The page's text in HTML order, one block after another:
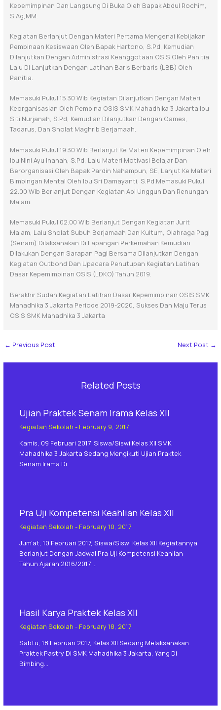
Kepemimpinan Dan Langsung Di Buka Oleh Bapak Abdul Rochim,
S.Ag,MM.
Kegiatan Berlanjut Dengan Materi Pertama Mengenai Kebijakan
Pembinaan Kesiswaan Oleh Bapak Hartono, S.Pd, Kemudian
Dilanjutkan Dengan Administrasi Keanggotaan OSIS Oleh Panitia
Lalu Di Lanjutkan Dengan Latihan Baris Berbaris (LBB) Oleh
Panitia.
Memasuki Pukul 15.30 Wib Kegiatan Dilanjutkan Dengan Materi
Keorganisasian Oleh Pembina OSIS SMK Mahadhika 3 Jakarta Ibu
Siti Nurjanah, S.Pd, Kemudian Dilanjutkan Dengan Games,
Tadarus, Dan Sholat Maghrib Berjamaah.
Memasuki Pukul 19.30 Wib Berlanjut Ke Materi Kepemimpinan Oleh
Ibu Nini Ayu Inanah, S.Pd, Lalu Materi Motivasi Belajar Dan
Berorganisasi Oleh Bapak Pardin Nahampun, SE, Lanjut Ke Materi
Bimbingan Mental Oleh Ibu Sri Damayanti, S.Pd.Memasuki Pukul
22.00 Wib Berlanjut Dengan Kegiatan Api Unggun Dan Renungan
Malam.
Memasuki Pukul 02.00 Wib Berlanjut Dengan Kegiatan Jurit
Malam, Lalu Sholat Subuh Berjamaah Dan Kultum, Olahraga Pagi
(senam) Dilaksanakan Di Lapangan Perkemahan Kemudian
Dilakukan Dengan Sarapan Pagi Bersama Dilanjutkan Dengan
Kegiatan Outbond Dan Upacara Penutupan Kegiatan Latihan
Dasar Kepemimpinan OSIS (LDKO) Tahun 2019.
Berakhir Sudah Kegiatan Latihan Dasar Kepemimpinan OSIS SMK
Mahadhika 3 Jakarta Periode 2019-2020, Sukses Dan Maju Terus
OSIS SMK Mahadhika 3 Jakarta
← Previous Post Next Post →
Related Posts
Ujian Praktek Senam Irama Kelas XII
Kegiatan Sekolah - February 9, 2017
Kamis, 09 Februari 2017, Siswa/siswi Kelas XII SMK
Mahadhika 3 Jakarta Sedang Mengikuti Ujian Praktek
Senam Irama Di…
Pra Uji Kompetensi Keahlian Kelas XII
Kegiatan Sekolah - February 10, 2017
Jum’at, 10 Februari 2017, Siswa/siswi Kelas XII Kegiatannya
Berlanjut Dengan Jadwal Pra Uji Kompetensi Keahlian
Tahun Ajaran 2016/2017,…
Hasil Karya Praktek Kelas XII
Kegiatan Sekolah - February 18, 2017
Sabtu, 18 Februari 2017, Kelas XII Sedang Melaksanakan
Praktek Pastry Di SMK Mahadhika 3 Jakarta, Yang Di
Bimbing…